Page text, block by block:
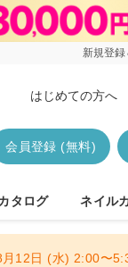
新規登
はじめての方へ
会員登録 (無料)
タログ ネイル
月12日 (水) 2:00〜